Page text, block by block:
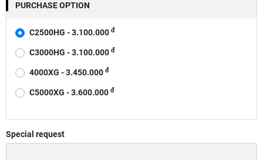
PURCHASE OPTION
C2500HG - 3.100.000 đ
C3000HG - 3.100.000 đ
4000XG - 3.450.000 đ
C5000XG - 3.600.000 đ
Special request